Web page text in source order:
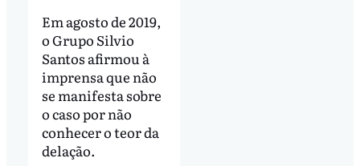
Em agosto de 2019,
o Grupo Silvio
Santos afirmou à
imprensa que não
se manifesta sobre
o caso por não
conhecer o teor da
delação.